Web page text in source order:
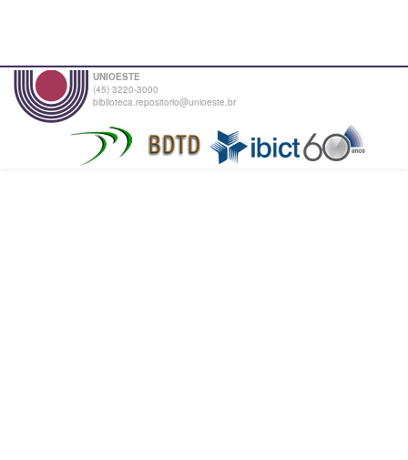
UNIOESTE
(45) 3220-3000
biblioteca.repositorio@unioeste.br